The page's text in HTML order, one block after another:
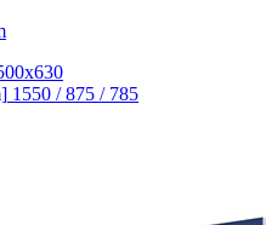
1550 / 875 / 785